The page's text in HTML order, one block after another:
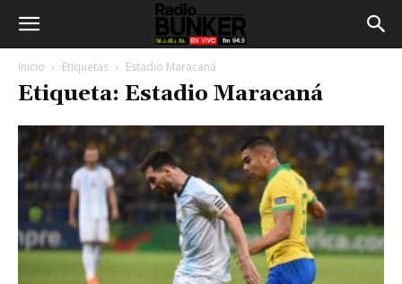
Inicio Etiquetas Estadio Maracaná
Etiqueta: Estadio Maracaná